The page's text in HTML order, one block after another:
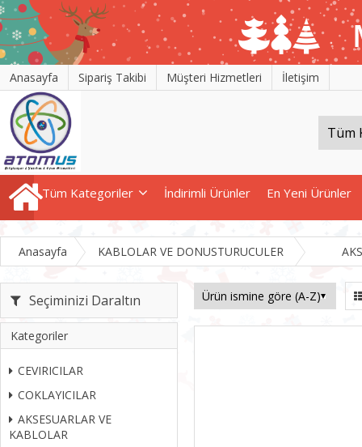
Anasayfa Sipariş Takibi Müşteri Hizmetleri İletişim
Tüm Kategoriler İndirimli Ürünler En Yeni Ürünler
Anasayfa KABLOLAR VE DONUSTURUCULER
Seçiminizi Daraltın
Kategoriler
CEVIRICILAR
COKLAYICILAR
AKSESUARLAR VE
KABLOLAR